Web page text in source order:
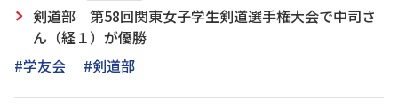
剣道部 第58回関東女子学生剣道選手権大会で中司さ
ん（経１）が優勝
#学友会
#剣道部